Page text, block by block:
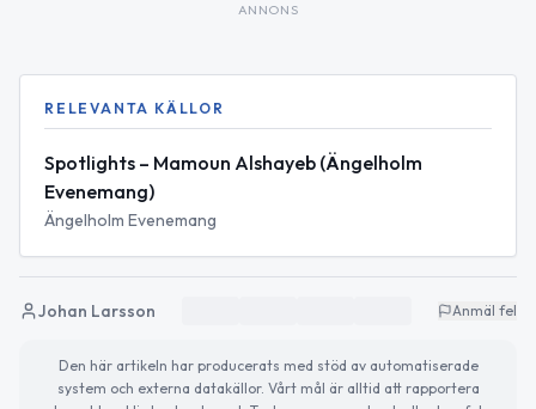
ANNONS
RELEVANTA KÄLLOR
Spotlights – Mamoun Alshayeb (Ängelholm
Evenemang)
Ängelholm Evenemang
Johan Larsson Anmäl fel
Den här artikeln har producerats med stöd av automatiserade
system och externa datakällor. Vårt mål är alltid att rapportera